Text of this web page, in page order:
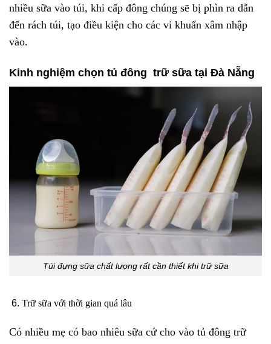
nhiều sữa vào túi, khi cấp đông chúng sẽ bị phìn ra dẫn
đến rách túi, tạo điều kiện cho các vi khuẩn xâm nhập
vào.
Kinh nghiệm chọn tủ đông trữ sữa tại Đà Nẵng
Túi đựng sữa chất lượng rất cần thiết khi trữ sữa
Trữ sữa với thời gian quá lâu
Có nhiều mẹ có bao nhiêu sữa cứ cho vào tủ đông trữ